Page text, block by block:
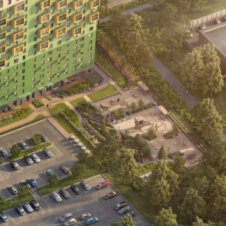
цвета
4 636 000 ₽
0 ₽
4 636 000 ₽
Сохранить и закрыть